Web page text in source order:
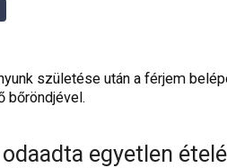
születése után a férjem
bőröndjével.
egyetlen